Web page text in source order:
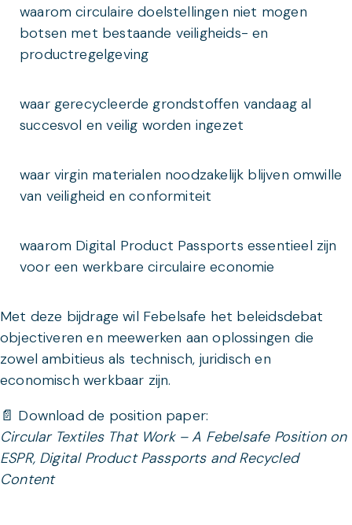
waarom circulaire doelstellingen niet mogen
botsen met bestaande veiligheids- en
productregelgeving
waar gerecycleerde grondstoffen vandaag al
succesvol en veilig worden ingezet
waar virgin materialen noodzakelijk blijven omwille
van veiligheid en conformiteit
waarom Digital Product Passports essentieel zijn
voor een werkbare circulaire economie
Met deze bijdrage wil Febelsafe het beleidsdebat
objectiveren en meewerken aan oplossingen die
zowel ambitieus als technisch, juridisch en
economisch werkbaar zijn.
📄 Download de position paper:
Circular Textiles That Work – A Febelsafe Position on
ESPR, Digital Product Passports and Recycled
Content